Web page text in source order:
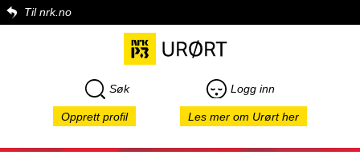
Til nrk.no
Søk Logg inn
Opprett profil Les mer om Urørt her